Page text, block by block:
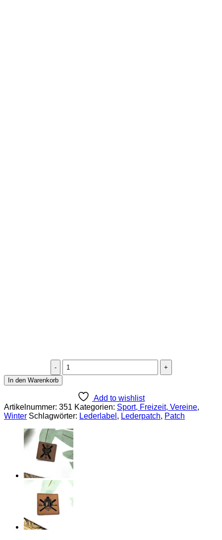
Lederlabel
"Schneehaserl"
In den Warenkorb
Add to wishlist
Artikelnummer: 351 Kategorien: Sport, Freizeit, Vereine,
Winter Schlagwörter: Lederlabel , Lederpatch, Patch